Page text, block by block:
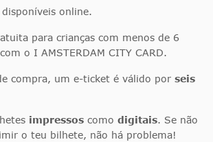
online.
para crianças com menos de 6
o I AMSTERDAM CITY CARD.
compra, um e-ticket é válido por seis
impressos como digitais. Se não
o teu bilhete, não há problema!